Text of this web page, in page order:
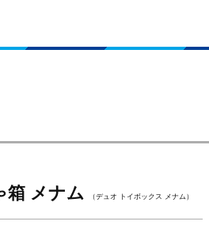
箱 メナム （デュオ トイボックス メナム）